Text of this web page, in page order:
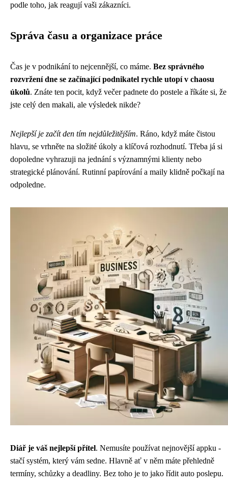
podle toho, jak reagují vaši zákazníci.
Správa času a organizace práce
Čas je v podnikání to nejcennější, co máme. Bez správného
rozvržení dne se začínající podnikatel rychle utopí v chaosu
úkolů. Znáte ten pocit, když večer padnete do postele a říkáte si, že
jste celý den makali, ale výsledek nikde?
Nejlepší je začít den tím nejdůležitějším. Ráno, když máte čistou
hlavu, se vrhněte na složité úkoly a klíčová rozhodnutí. Třeba já si
dopoledne vyhrazuji na jednání s významnými klienty nebo
strategické plánování. Rutinní papírování a maily klidně počkají na
odpoledne.
Diář je váš nejlepší přítel. Nemusíte používat nejnovější appku -
stačí systém, který vám sedne. Hlavně ať v něm máte přehledně
termíny, schůzky a deadliny. Bez toho je to jako řídit auto poslepu.